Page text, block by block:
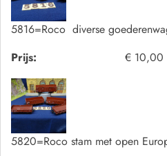
5816=Roco diverse
Prijs:
€ 10,00
5820=Roco stam met open